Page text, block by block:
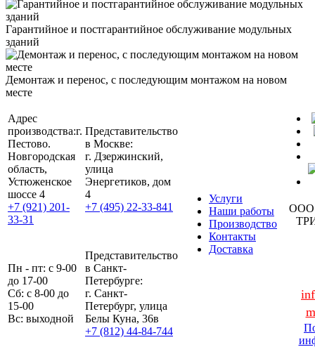
Гарантийное и постгарантийное обслуживание модульных
зданий
Демонтаж и перенос, с последующим монтажом на новом
месте
Адрес
производства:г.
Пестово.
Новгородская
область,
Устюженское
шоссе 4
+7 (921) 201-
33-31
Представительство
в Москве:
г. Дзержинский,
улица
Энергетиков, дом
4
+7 (495) 22-33-841
Услуги
Наши работы
Производство
Контакты
Доставка
ООО
Пн - пт: с 9-00
до 17-00
Сб: с 8-00 до
15-00
Вс: выходной
Представительство
в Санкт-
Петербурге:
г. Санкт-
Петербург, улица
Белы Куна, 36в
+7 (812) 44-84-744